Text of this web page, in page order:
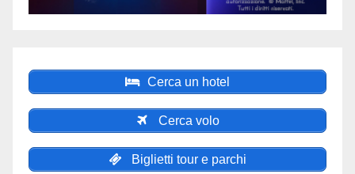
Cerca un hotel
Cerca volo
Biglietti tour e parchi